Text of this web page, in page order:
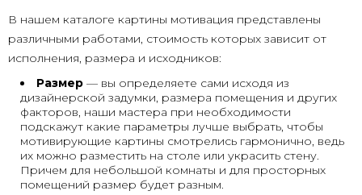
В нашем каталоге картины мотивация представлены
различными работами, стоимость которых зависит от
исполнения, размера и исходников:
Размер — вы определяете сами исходя из
дизайнерской задумки, размера помещения и других
факторов, наши мастера при необходимости
подскажут какие параметры лучше выбрать, чтобы
мотивирующие картины смотрелись гармонично, ведь
их можно разместить на столе или украсить стену.
Причем для небольшой комнаты и для просторных
помещений размер будет разным.